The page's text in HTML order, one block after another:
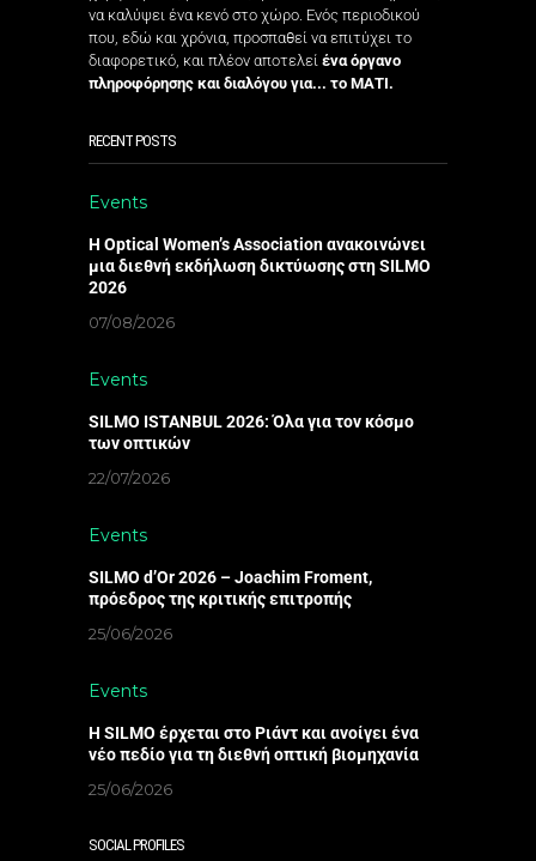
να καλύψει ένα κενό στο χώρο. Ενός περιοδικού
που, εδώ και χρόνια, προσπαθεί να επιτύχει το
διαφορετικό, και πλέον αποτελεί ένα όργανο
πληροφόρησης και διαλόγου για... το ΜΑΤΙ.
RECENT POSTS
Events
Η Optical Women’s Association ανακοινώνει
μια διεθνή εκδήλωση δικτύωσης στη SILMO
2026
07/08/2026
Events
SILMO ISTANBUL 2026: Όλα για τον κόσμο
των οπτικών
22/07/2026
Events
SILMO d’Or 2026 – Joachim Froment,
πρόεδρος της κριτικής επιτροπής
25/06/2026
Events
Η SILMO έρχεται στο Ριάντ και ανοίγει ένα
νέο πεδίο για τη διεθνή οπτική βιομηχανία
25/06/2026
SOCIAL PROFILES